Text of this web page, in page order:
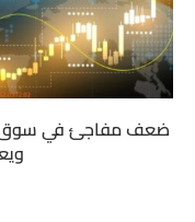
ضعف مفاجئ في سوق